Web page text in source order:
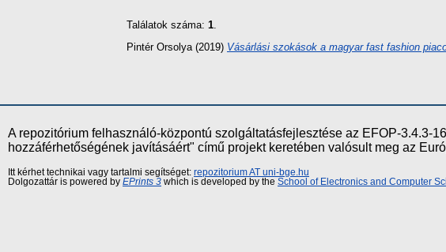
Találatok száma: 1.
Pintér Orsolya (2019) Vásárlási szokások a magyar fast fashion
A repozitórium felhasználó-központú szolgáltatásfejlesztése az EFOP-
hozzáférhetőségének javításáért" című projekt keretében valósult meg az
Itt kérhet technikai vagy tartalmi segítséget: repozitorium AT uni-bge.hu
Dolgozattár is powered by EPrints 3 which is developed by the School of Electronics and Computer